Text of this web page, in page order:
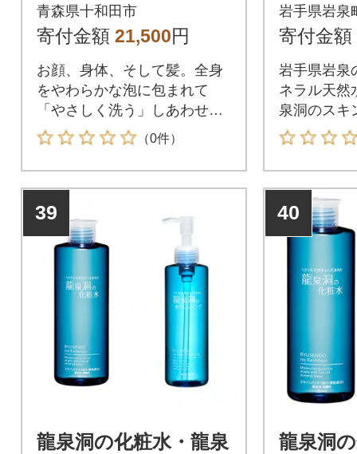
っけん洗顔用(55g)と
青森県十和田市
寄付金額 21,500円
お顔、身体、そして髪。全身
をやわらかな泡に包まれて
「やさしく洗う」しあわせ
を、ぜひご体感ください。
（0件）
岩手県岩泉
寄付金額
岩手県岩泉
ネラル天然
泉洞のスキ
39
龍泉洞の化粧水・龍泉
40
龍泉洞